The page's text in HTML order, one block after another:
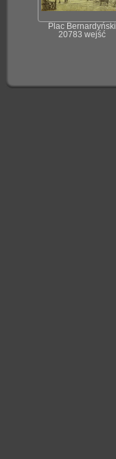
Plac Bernardyński
20783 wejść